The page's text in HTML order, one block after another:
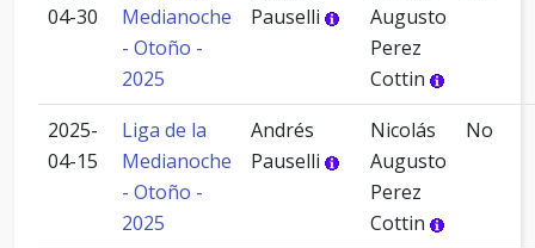
04-30
Medianoche
- Otoño -
2025
Pauselli
Augusto
Perez
Cottin
2025-
04-15
Liga de la
Medianoche
- Otoño -
2025
Andrés
Pauselli
Nicolás
Augusto
Perez
Cottin
No